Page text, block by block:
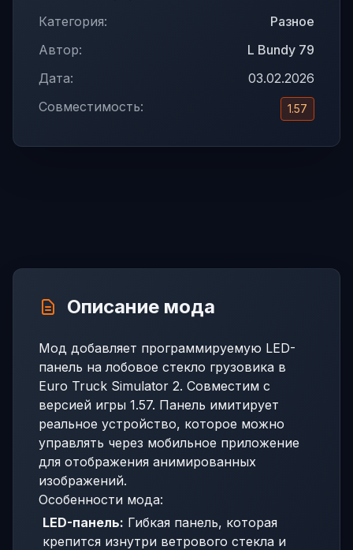
Категория:
Разное
Автор:
L Bundy 79
Дата:
03.02.2026
Совместимость:
1.57
Описание мода
Мод добавляет программируемую LED-
панель на лобовое стекло грузовика в
Euro Truck Simulator 2. Совместим с
версией игры 1.57. Панель имитирует
реальное устройство, которое можно
управлять через мобильное приложение
для отображения анимированных
изображений.
Особенности мода:
LED-панель: Гибкая панель, которая
крепится изнутри ветрового стекла и